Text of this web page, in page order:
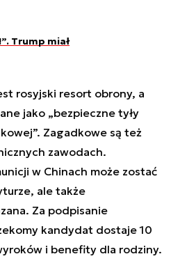
Trump miał
rosyjski resort obrony, a
jako „bezpieczne tyły
Zagadkowe są też
zawodach.
w Chinach może zostać
ale także
Za podpisanie
kandydat dostaje 10
i benefity dla rodziny.